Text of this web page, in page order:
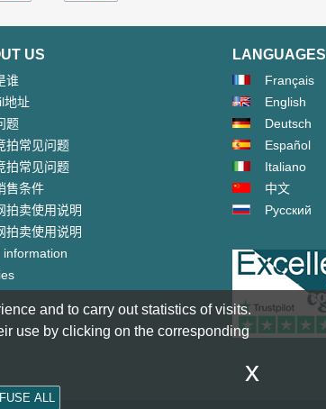
US
谁
地址
题
拍常见问题
拍常见问题
售条件
拍卖使用说明
拍卖使用说明
information
LANGUAGES
Français
English
Deutsch
Español
Italiano
中文
Русский
and to carry out statistics of visits.
use by clicking on the corresponding
ALL
x